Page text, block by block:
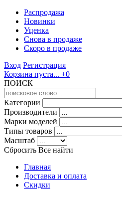
Распродажа
Новинки
Уценка
Снова в продаже
Скоро в продаже
Вход Регистрация
Корзина пуста... +0
ПОИСК
Категории
Производители
Марки моделей
Типы товаров
Масштаб
Сбросить Все найти
Главная
Доставка и оплата
Скидки